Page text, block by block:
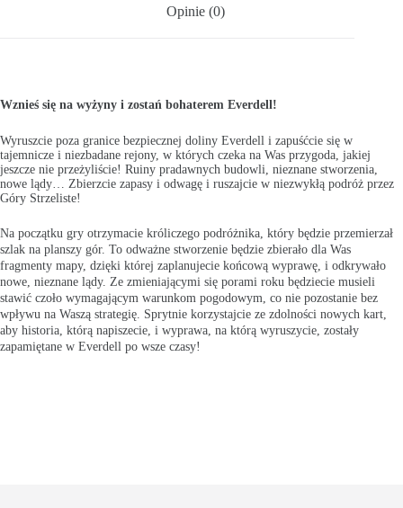
Opinie (0)
Wznieś się na wyżyny i zostań bohaterem Everdell!
Wyruszcie poza granice bezpiecznej doliny Everdell i zapuśćcie się w
tajemnicze i niezbadane rejony, w których czeka na Was przygoda, jakiej
jeszcze nie przeżyliście! Ruiny pradawnych budowli, nieznane stworzenia,
nowe lądy… Zbierzcie zapasy i odwagę i ruszajcie w niezwykłą podróż przez
Góry Strzeliste!
Na początku gry otrzymacie króliczego podróżnika, który będzie przemierzał
szlak na planszy gór. To odważne stworzenie będzie zbierało dla Was
fragmenty mapy, dzięki której zaplanujecie końcową wyprawę, i odkrywało
nowe, nieznane lądy. Ze zmieniającymi się porami roku będziecie musieli
stawić czoło wymagającym warunkom pogodowym, co nie pozostanie bez
wpływu na Waszą strategię. Sprytnie korzystajcie ze zdolności nowych kart,
aby historia, którą napiszecie, i wyprawa, na którą wyruszycie, zostały
zapamiętane w Everdell po wsze czasy!